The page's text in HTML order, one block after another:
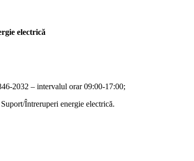
electrică
2032 – intervalul orar 09:00-17:00;
Întreruperi energie electrică.